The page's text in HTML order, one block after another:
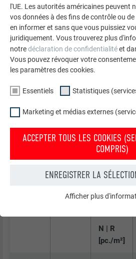
h = hauteur maximum du bâtiment
DIMENSIONS SIMPLIFIÉES -
MINIMUM DE PATTES POUR
ET LES PATTES
CATÉGORIE DE TERRAIN II
[m/sec]
Hauteur
bâtiment
< 15 [m]
N | R
[pc./m²]
l'UE. Les autorités américaines peuvent
vos données à des fins de contrôle ou
en informer et sans que vous puissiez
juridiquement. Vous trouverez plus
notredéclaration de confidentialitéet
Vous pouvez révoquer votre
les paramètres des cookies.
Essentiels Statistiques
Marketing et médias externes
ACCEPTER TOUS LES COOKIES
COMPRIS)
ENREGISTRER LA
Internet fonctionne correctement.
Afficher plus